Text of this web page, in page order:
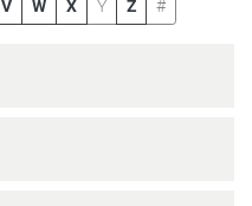
V W X Y Z #